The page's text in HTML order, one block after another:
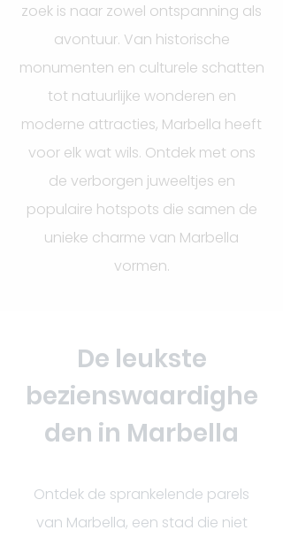
zoek is naar zowel ontspanning als
avontuur. Van historische
monumenten en culturele schatten
tot natuurlijke wonderen en
moderne attracties, Marbella heeft
voor elk wat wils. Ontdek met ons
de verborgen juweeltjes en
populaire hotspots die samen de
unieke charme van Marbella
vormen.
De leukste
bezienswaardighe
den in Marbella
Ontdek de sprankelende parels
van Marbella, een stad die niet